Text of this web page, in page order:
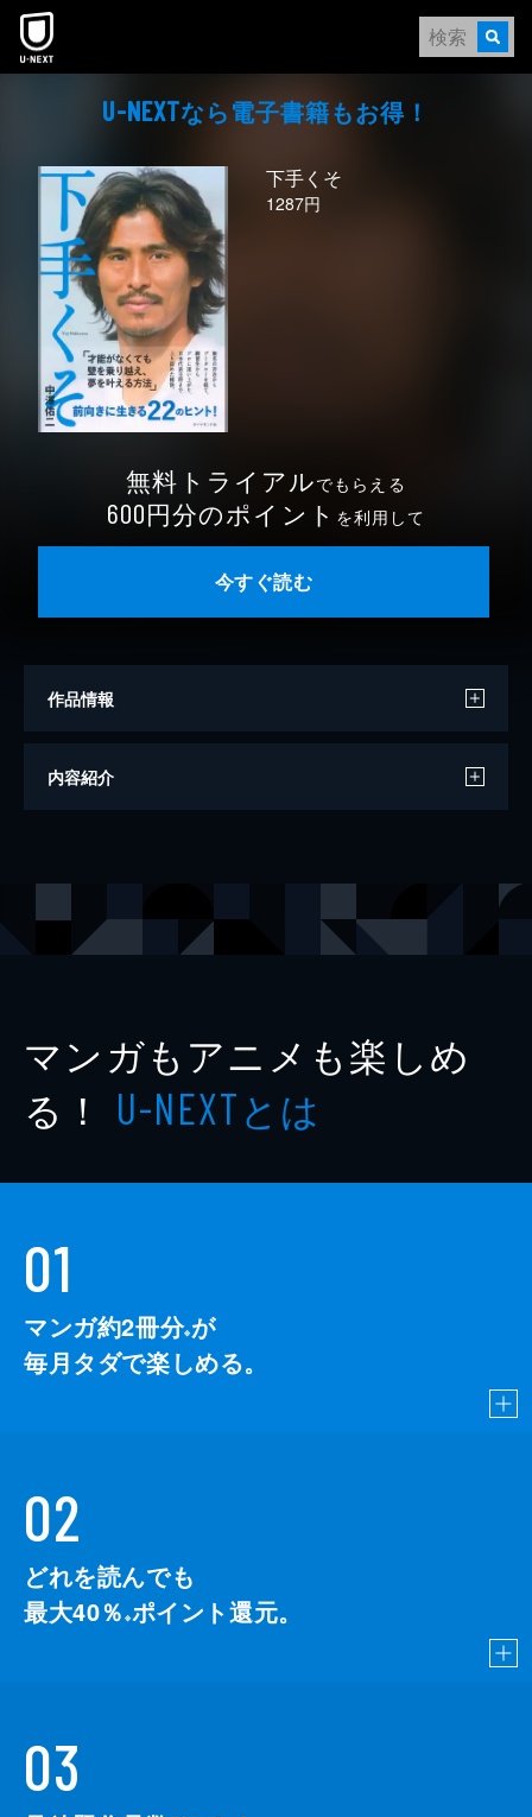
本文へスキップ
U-NEXTなら電⼦書籍もお得！
下手くそ
1287円
無料トライアルでもらえる
600円分のポイント を利用して
今すぐ読む
作品情報
著者
内容紹介
マンガもアニメも楽しめ
る！ U-NEXTとは
01
マンガ約2冊分※が
毎月タダで楽しめる。
02
どれを読んでも
最大40％ ※ポイント還元。
03